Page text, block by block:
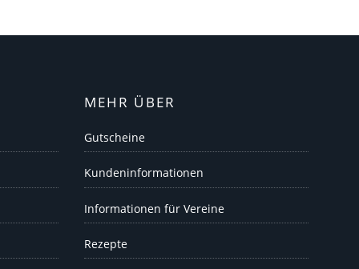
MEHR ÜBER
Gutscheine
Kundeninformationen
Informationen für Vereine
Rezepte